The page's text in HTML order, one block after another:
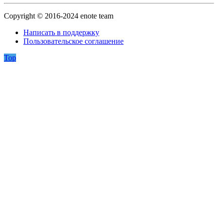
Copyright © 2016-2024 enote team
Написать в поддержку
Пользовательское соглашение
Top